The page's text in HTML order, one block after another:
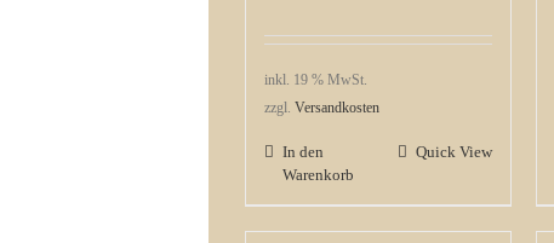
inkl. 19 % MwSt.
zzgl. Versandkosten
In den
Warenkorb
Quick View